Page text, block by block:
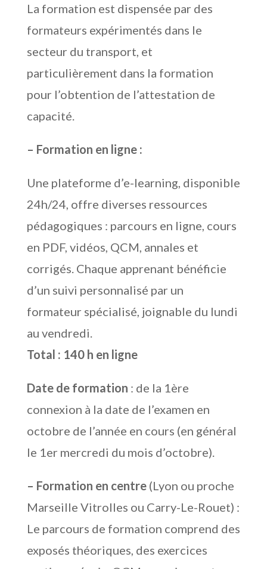
La formation est dispensée par des
formateurs expérimentés dans le
secteur du transport, et
particulièrement dans la formation
pour l’obtention de l’attestation de
capacité.
– Formation en ligne :
Une plateforme d’e-learning, disponible
24h/24, offre diverses ressources
pédagogiques : parcours en ligne, cours
en PDF, vidéos, QCM, annales et
corrigés. Chaque apprenant bénéficie
d’un suivi personnalisé par un
formateur spécialisé, joignable du lundi
au vendredi.
Total : 140 h en ligne
Date de formation : de la 1ère
connexion à la date de l’examen en
octobre de l’année en cours (en général
le 1er mercredi du mois d’octobre).
– Formation en centre(Lyon ou proche
Marseille Vitrolles ou Carry-Le-Rouet) :
Le parcours de formation comprend des
exposés théoriques, des exercices